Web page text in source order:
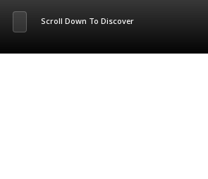
Scroll Down To Discover